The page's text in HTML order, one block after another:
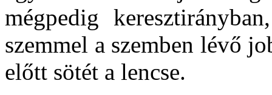
mégpedig
szemmel a szemben lévő
előtt sötét a lencse.